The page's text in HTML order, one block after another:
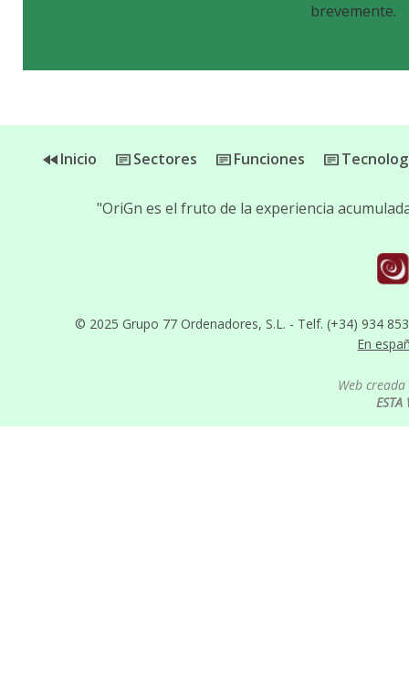
brevemente.
Inicio Sectores Funciones
© 2025 Grupo 77 Ordenadores, S.L. - Telf. (+34) 934
En
"OriGn es el fruto de la experiencia
Web
ESTA